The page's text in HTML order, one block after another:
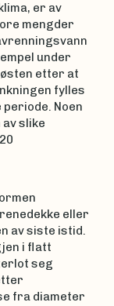
er av
mengder
under
etter at
fylles
Noen
slike
eller
av siste istid.
i flatt
seg
fra diameter